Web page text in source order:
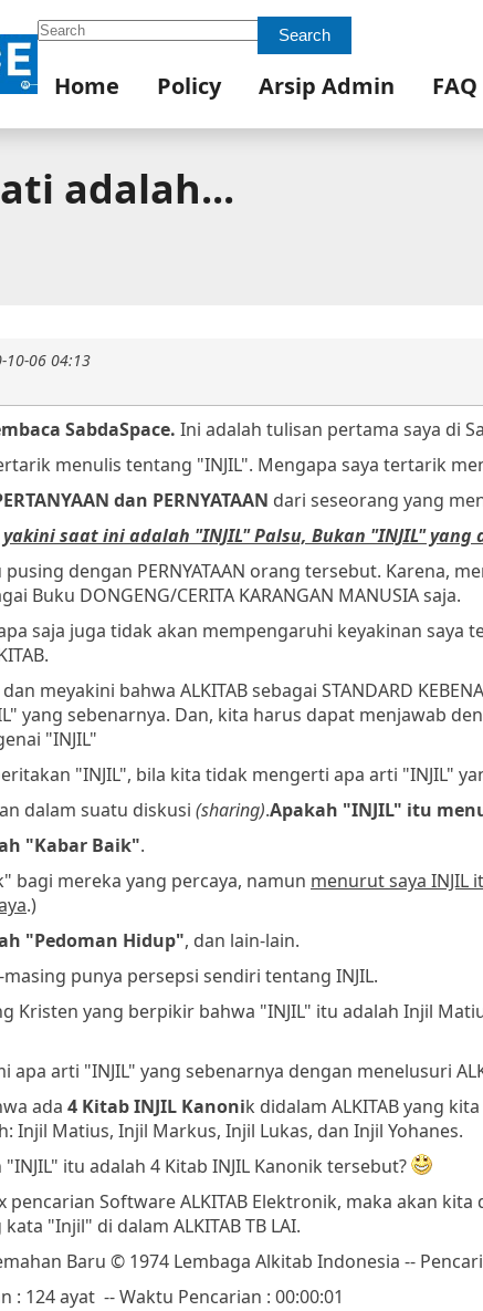
Search Search
Home Policy Arsip Admin FAQ
adalah...
10-06 04:13
SabdaSpace. Ini adalah tulisan pertama saya di
menulis tentang "INJIL". Mengapa saya tertarik
dan PERNYATAAN dari seseorang yang
saat ini adalah "INJIL" Palsu, Bukan "INJIL" yang
dengan PERNYATAAN orang tersebut. Karena,
Buku DONGENG/CERITA KARANGAN MANUSIA saja.
saja juga tidak akan mempengaruhi keyakinan saya
meyakini bahwa ALKITAB sebagai STANDARD
yang sebenarnya. Dan, kita harus dapat menjawab
"INJIL"
"INJIL", bila kita tidak mengerti apa arti "INJIL"
dalam suatu diskusi (sharing).Apakah "INJIL" itu
"Kabar Baik".
bagi mereka yang percaya, namun menurut saya INJIL
.)
"Pedoman Hidup", dan lain-lain.
punya persepsi sendiri tentang INJIL.
Kristen yang berpikir bahwa "INJIL" itu adalah Injil
arti "INJIL" yang sebenarnya dengan menelusuri
ada 4 Kitab INJIL Kanonik didalam ALKITAB yang
Injil Matius, Injil Markus, Injil Lukas, dan Injil Yohanes.
itu adalah 4 Kitab INJIL Kanonik tersebut?
Software ALKITAB Elektronik, maka akan kita
"Injil" di dalam ALKITAB TB LAI.
Baru © 1974 Lembaga Alkitab Indonesia --
: 124 ayat -- Waktu Pencarian : 00:00:01